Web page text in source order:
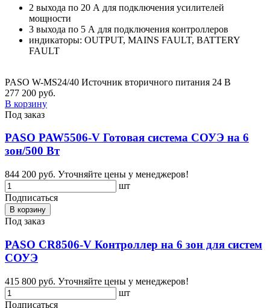
2 выхода по 20 А для подключения усилителей
мощности
3 выхода по 5 А для подключения контроллеров
индикаторы: OUTPUT, MAINS FAULT, BATTERY
FAULT
PASO W-MS24/40 Источник вторичного питания 24 В
277 200 руб.
В корзину
Под заказ
PASO PAW5506-V Готовая система СОУЭ на 6
зон/500 Вт
844 200 руб. Уточняйте цены у менеджеров!
шт
Подписаться
В корзину
Под заказ
PASO CR8506-V Контроллер на 6 зон для систем
СОУЭ
415 800 руб. Уточняйте цены у менеджеров!
шт
Подписаться